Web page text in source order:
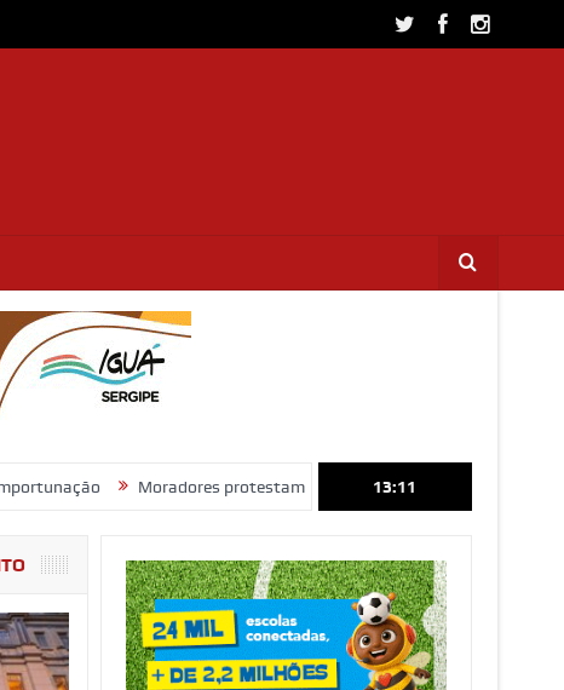
Moradores protestam e cobram regularização de terrenos, água e
13:11